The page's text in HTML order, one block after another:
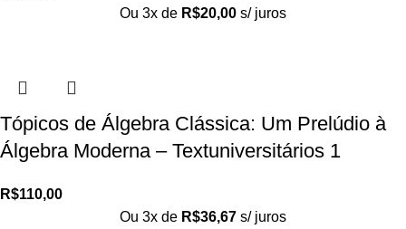
Ou 3x de R$20,00 s/ juros
Tópicos de Álgebra Clássica: Um Prelúdio à
Álgebra Moderna – Textuniversitários 1
R$110,00
Ou 3x de R$36,67 s/ juros